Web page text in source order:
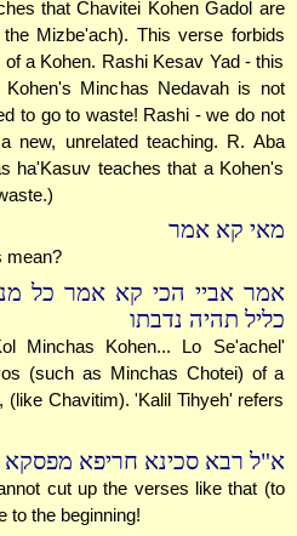
that Chavitei Kohen Gadol are
Mizbe'ach). This verse forbids
a Kohen. Rashi Kesav Yad - this
Minchas Nedavah is not
to go to waste! Rashi - we do not
new, unrelated teaching. R. Aba
ha'Kasuv teaches that a Kohen's
מאי קא אמר
mean?
אמר אביי הכי קא אמר כל
כליל תהיה נדבתו
Minchas Kohen... Lo Se'achel'
(such as Minchas Chotei) of a
(like Chavitim). 'Kalil Tihyeh' refers
א"ל רבא סכינא חריפא מפסקא
cut up the verses like that (to
to the beginning!